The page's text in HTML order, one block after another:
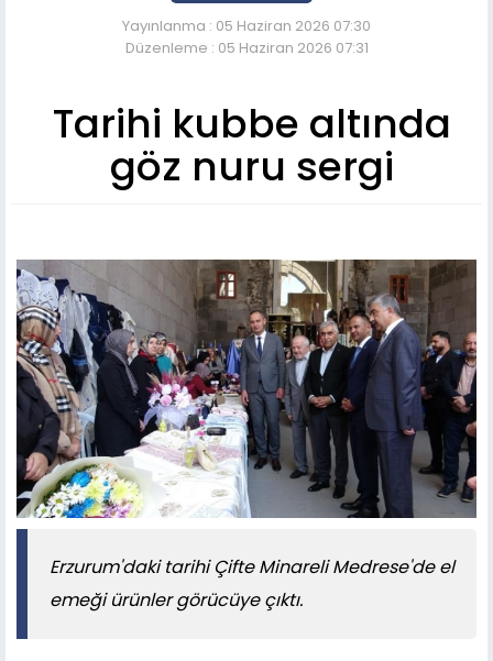
Yayınlanma : 05 Haziran 2026 07:30
Düzenleme : 05 Haziran 2026 07:31
Tarihi kubbe altında
göz nuru sergi
Erzurum'daki tarihi Çifte Minareli Medrese'de el
emeği ürünler görücüye çıktı.